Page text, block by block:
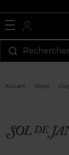
Accueil Shop